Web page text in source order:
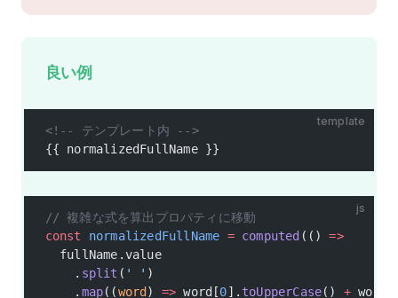
良い例
template
<!-- テンプレート内 -->
{{ normalizedFullName }}
js
// 複雑な式を算出プロパティに移動
const normalizedFullName = computed (() =>
  fullName.value
    .
split ( ' ' )
    .
map((word ) => word[0]. toUpperCase() + word.